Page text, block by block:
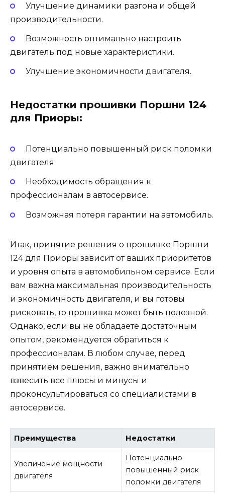
Улучшение динамики разгона и общей
производительности.
Возможность оптимально настроить
двигатель под новые характеристики.
Улучшение экономичности двигателя.
Недостатки прошивки Поршни 124
для Приоры:
Потенциально повышенный риск поломки
двигателя.
Необходимость обращения к
профессионалам в автосервисе.
Возможная потеря гарантии на автомобиль.
Итак, принятие решения о прошивке Поршни
124 для Приоры зависит от ваших приоритетов
и уровня опыта в автомобильном сервисе. Если
вам важна максимальная производительность
и экономичность двигателя, и вы готовы
рисковать, то прошивка может быть полезной.
Однако, если вы не обладаете достаточным
опытом, рекомендуется обратиться к
профессионалам. В любом случае, перед
принятием решения, важно внимательно
взвесить все плюсы и минусы и
проконсультироваться со специалистами в
автосервисе.
Преимущества Недостатки
Увеличение мощности
двигателя
Потенциально
повышенный риск
поломки двигателя